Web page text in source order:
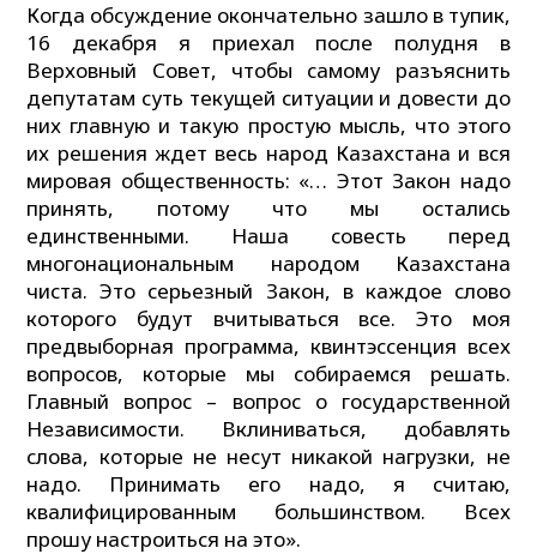
Когда обсуждение окончательно зашло в тупик,
16 декабря я приехал после полудня в
Верховный Совет, чтобы самому разъяснить
депутатам суть текущей ситуации и довести до
них главную и такую простую мысль, что этого
их решения ждет весь народ Казахстана и вся
мировая общественность: «… Этот Закон надо
принять, потому что мы остались
единственными. Наша совесть перед
многонациональным народом Казахстана
чиста. Это серьезный Закон, в каждое слово
которого будут вчитываться все. Это моя
предвыборная программа, квинтэссенция всех
вопросов, которые мы собираемся решать.
Главный вопрос – вопрос о государственной
Независимости. Вклиниваться, добавлять
слова, которые не несут никакой нагрузки, не
надо. Принимать его надо, я считаю,
квалифицированным большинством. Всех
прошу настроиться на это».